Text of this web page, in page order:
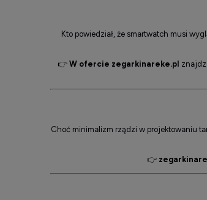
Kto powiedział, że smartwatch musi
👉 W ofercie zegarkinareke.pl
Choć minimalizm rządzi w projektowaniu
👉